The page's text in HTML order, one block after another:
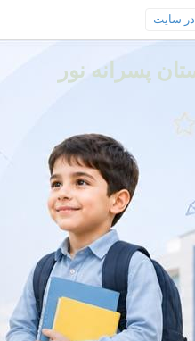
در سایت
پسرانه نور